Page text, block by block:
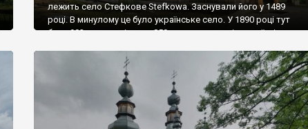
лежить село Стефкове Stefkowa. Заснували його у 1489
році. В минулому це було українське село. У 1890 році тут
було 992 мешканці, з них 859 греко-католиків-українців, а у
грекокатоликів, 130 українців-римокатоликів. У 1939 році